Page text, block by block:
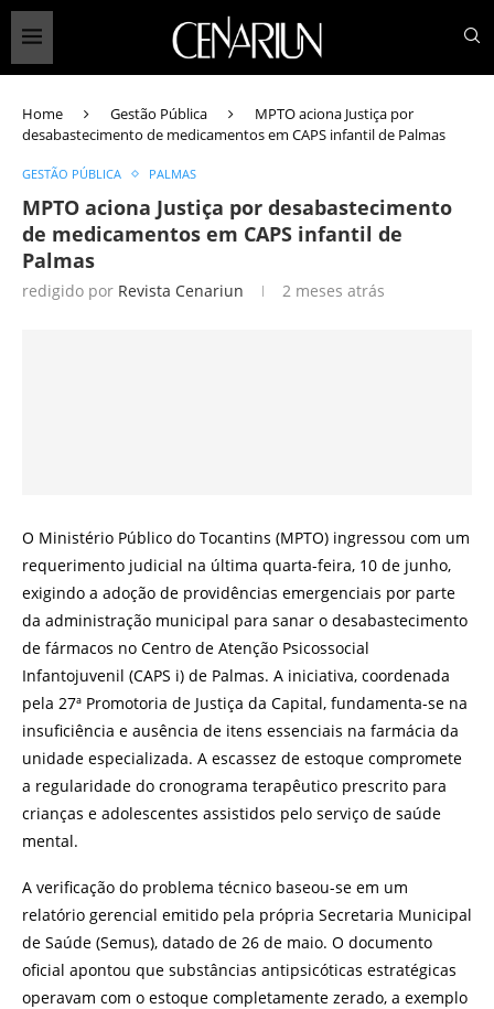
Home Gestão Pública
MPTO aciona Justiça por
desabastecimento de medicamentos em CAPS infantil de Palmas
GESTÃO PÚBLICA PALMAS
MPTO aciona Justiça por desabastecimento
de medicamentos em CAPS infantil de
Palmas
redigido por Revista Cenariun 2 meses atrás
O Ministério Público do Tocantins (MPTO) ingressou com um
requerimento judicial na última quarta-feira, 10 de junho,
exigindo a adoção de providências emergenciais por parte
da administração municipal para sanar o desabastecimento
de fármacos no Centro de Atenção Psicossocial
Infantojuvenil (CAPS i) de Palmas. A iniciativa, coordenada
pela 27ª Promotoria de Justiça da Capital, fundamenta-se na
insuficiência e ausência de itens essenciais na farmácia da
unidade especializada. A escassez de estoque compromete
a regularidade do cronograma terapêutico prescrito para
crianças e adolescentes assistidos pelo serviço de saúde
mental.
A verificação do problema técnico baseou-se em um
relatório gerencial emitido pela própria Secretaria Municipal
de Saúde (Semus), datado de 26 de maio. O documento
oficial apontou que substâncias antipsicóticas estratégicas
operavam com o estoque completamente zerado, a exemplo